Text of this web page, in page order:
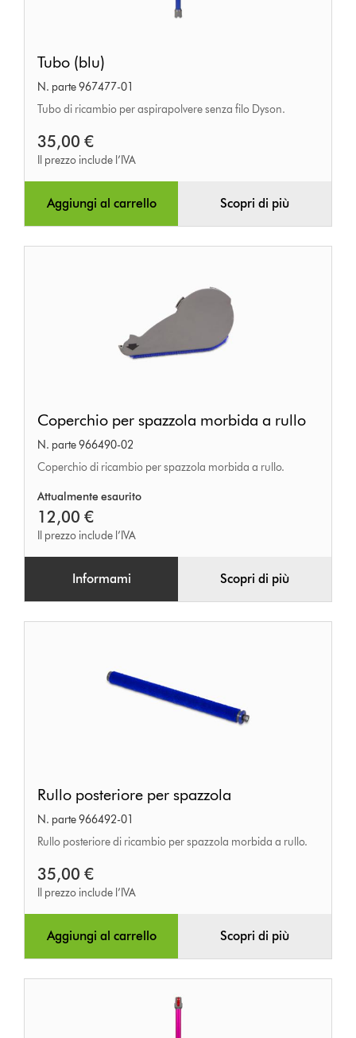
(blu)
Tubo (blu)
N. parte 967477-01
Tubo di ricambio per aspirapolvere senza filo Dyson.
35,00 €
Il prezzo include l’IVA
Aggiungi al carrello Scopri di più
per
spazzola
morbida
a
rullo
Coperchio per spazzola morbida a rullo
N. parte 966490-02
Coperchio di ricambio per spazzola morbida a rullo.
Attualmente esaurito
12,00 €
Il prezzo include l’IVA
Informami Scopri di più
posteriore
per
spazzola
Rullo posteriore per spazzola
N. parte 966492-01
Rullo posteriore di ricambio per spazzola morbida a rullo.
35,00 €
Il prezzo include l’IVA
Aggiungi al carrello Scopri di più